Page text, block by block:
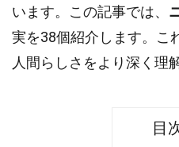
います。この記事では、
実を38個紹介します。こ
人間らしさをより深く理
目